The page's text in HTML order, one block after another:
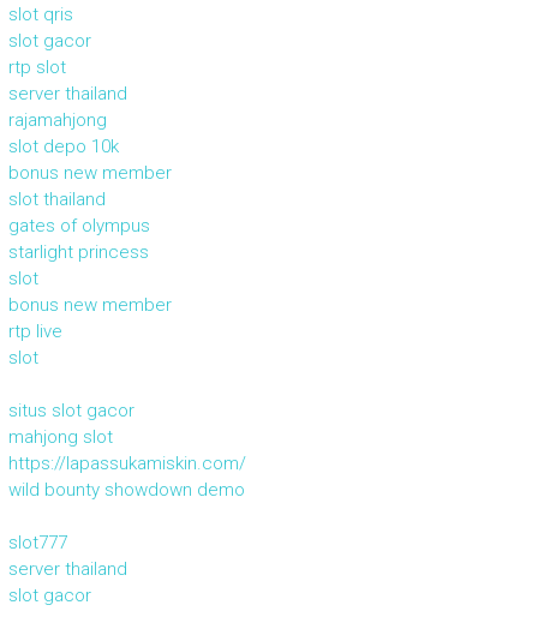
slot qris
slot gacor
rtp slot
server thailand
rajamahjong
slot depo 10k
bonus new member
slot thailand
gates of olympus
starlight princess
slot
bonus new member
rtp live
slot
situs slot gacor
mahjong slot
https://lapassukamiskin.com/
wild bounty showdown demo
slot777
server thailand
slot gacor